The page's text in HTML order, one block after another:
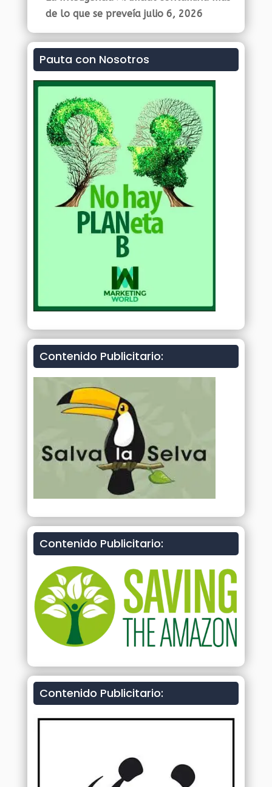
de lo que se preveía julio 6, 2026
Pauta con Nosotros
Contenido Publicitario:
Contenido Publicitario:
Contenido Publicitario: